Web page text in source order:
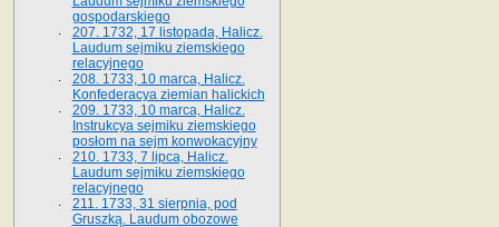
gospodarskiego
207. 1732, 17 listopada, Halicz.
Laudum sejmiku ziemskiego
relacyjnego
208. 1733, 10 marca, Halicz.
Konfederacya ziemian halickich­
209. 1733, 10 marca, Halicz.
Instrukcya sejmiku ziemskiego
posłom na sejm konwokacyjny
210. 1733, 7 lipca, Halicz.
Laudum sejmiku ziemskiego
relacyjnego
211. 1733, 31 sierpnia, pod
Gruszką. Laudum obozowe